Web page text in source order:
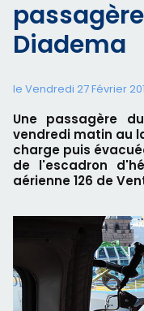
Diadema
le Vendredi 27 Février
Une passagère
vendredi matin au
charge puis
de l'escadron
aérienne 126 de